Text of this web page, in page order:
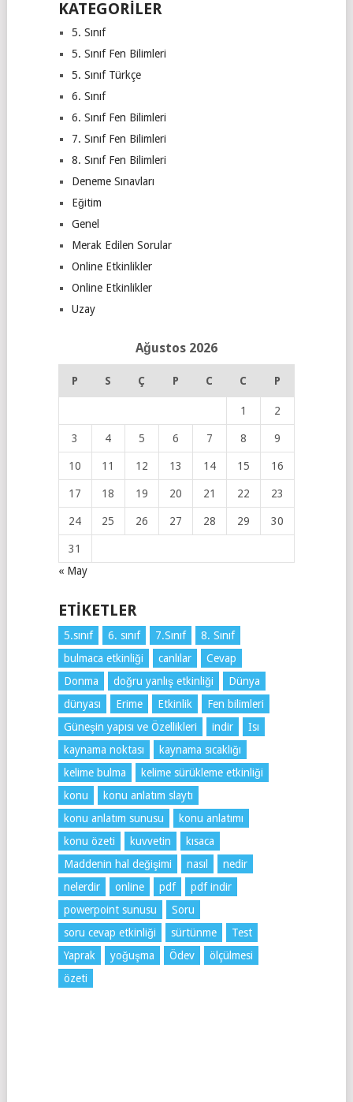
KATEGORILER
5. Sınıf
5. Sınıf Fen Bilimleri
5. Sınıf Türkçe
6. Sınıf
6. Sınıf Fen Bilimleri
7. Sınıf Fen Bilimleri
8. Sınıf Fen Bilimleri
Deneme Sınavları
Eğitim
Genel
Merak Edilen Sorular
Online Etkinlikler
Online Etkinlikler
Uzay
Ağustos 2026
P S Ç P C C P
1 2
3 4 5 6 7 8 9
10 11 12 13 14 15 16
17 18 19 20 21 22 23
24 25 26 27 28 29 30
31
« May
ETIKETLER
5.sınıf 6. sınıf 7.Sınıf
8. Sınıf
bulmaca etkinliği
canlılar
Cevap
Donma
doğru yanlış etkinliği
Dünya
dünyası
Erime Etkinlik
Fen bilimleri
Güneşin yapısı ve Özellikleri
indir
Isı
kaynama noktası
kaynama sıcaklığı
kelime bulma
kelime sürükleme etkinliği
konu
konu anlatım slaytı
konu anlatım sunusu
konu anlatımı
konu özeti
kuvvetin
kısaca
Maddenin hal değişimi
nasıl
nedir
nelerdir
online pdf
pdf indir
powerpoint sunusu
Soru
soru cevap etkinliği
sürtünme
Test
Yaprak
yoğuşma Ödev
ölçülmesi
özeti